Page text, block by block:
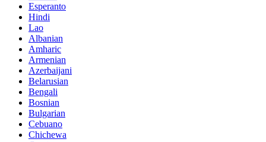
Esperanto
Hindi
Lao
Albanian
Amharic
Armenian
Azerbaijani
Belarusian
Bengali
Bosnian
Bulgarian
Cebuano
Chichewa